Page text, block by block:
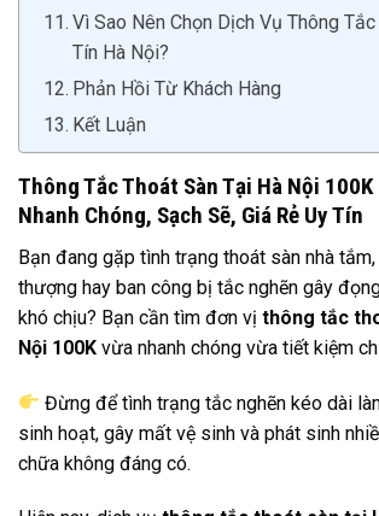
Vì Sao Nên Chọn Dịch Vụ Thông
Tín Hà Nội?
Phản Hồi Từ Khách Hàng
Kết Luận
Thông Tắc Thoát Sàn Tại Hà Nội 100K
Nhanh Chóng, Sạch Sẽ, Giá Rẻ Uy Tín
Bạn đang gặp tình trạng thoát sàn nhà
thượng hay ban công bị tắc nghẽn gây
khó chịu? Bạn cần tìm đơn vị thông tắc
Nội 100K vừa nhanh chóng vừa tiết kiệm
Đừng để tình trạng tắc nghẽn kéo dài
sinh hoạt, gây mất vệ sinh và phát sinh
chữa không đáng có.